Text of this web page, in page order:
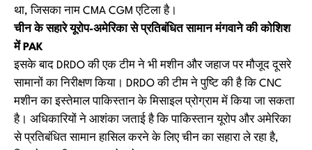
था, जिसका नाम CMA CGM एटिला है।
चीन के सहारे यूरोप-अमेरिका से प्रतिबंधित सामान मंगवाने की कोशिश
में PAK
इसके बाद DRDO की एक टीम ने भी मशीन और जहाज पर मौजूद दूसरे
सामानों का निरीक्षण किया। DRDO की टीम ने पुष्टि की है कि CNC
मशीन का इस्तेमाल पाकिस्तान के मिसाइल प्रोग्राम में किया जा सकता
है। अधिकारियों ने आशंका जताई है कि पाकिस्तान यूरोप और अमेरिका
से प्रतिबंधित सामान हासिल करने के लिए चीन का सहारा ले रहा है,